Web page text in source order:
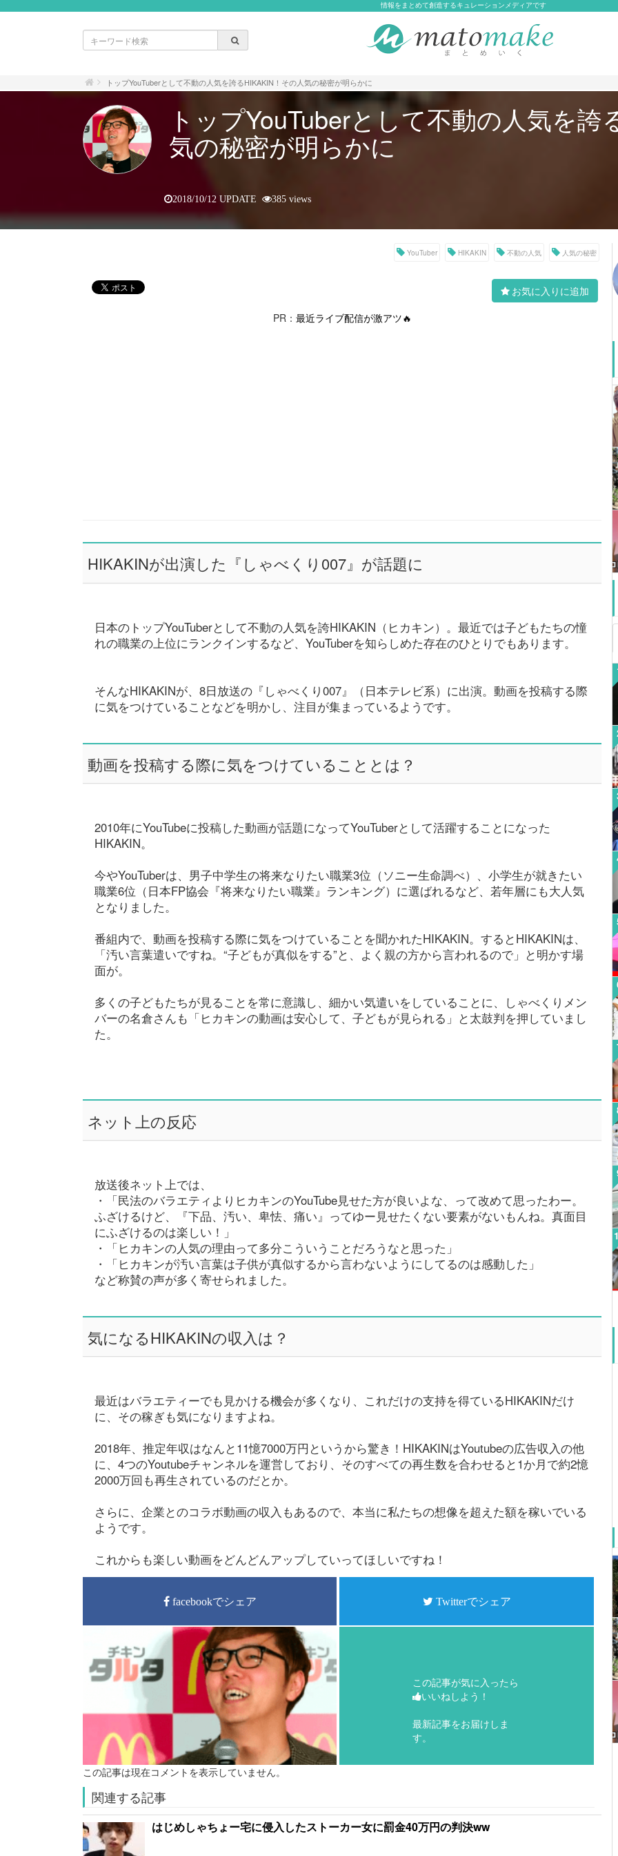
情報をまとめて創造するキュレーションメディアです
トップYouTuberとして不動の人気を誇るHIKAKIN！その人気の秘密が明らかに
トップYouTuberとして不動の人気を誇
気の秘密が明らかに
2018/10/12 UPDATE 385 views
YouTuber HIKAKIN 不動の人気 人気の秘密
お気に入りに追加
PR： 最近ライブ配信が激アツ🔥
HIKAKINが出演した『しゃべくり007』が話題に
日本のトップYouTuberとして不動の人気を誇HIKAKIN（ヒカキン）。最近では子どもたちの憧
れの職業の上位にランクインするなど、YouTuberを知らしめた存在のひとりでもあります。
そんなHIKAKINが、8日放送の『しゃべくり007』（日本テレビ系）に出演。動画を投稿する際
に気をつけていることなどを明かし、注目が集まっているようです。
動画を投稿する際に気をつけていることとは？
2010年にYouTubeに投稿した動画が話題になってYouTuberとして活躍することになった
HIKAKIN。
今やYouTuberは、男子中学生の将来なりたい職業3位（ソニー生命調べ）、小学生が就きたい
職業6位（日本FP協会『将来なりたい職業』ランキング）に選ばれるなど、若年層にも大人気
となりました。
番組内で、動画を投稿する際に気をつけていることを聞かれたHIKAKIN。するとHIKAKINは、
「汚い言葉遣いですね。“子どもが真似をする”と、よく親の方から言われるので」と明かす場
面が。
多くの子どもたちが見ることを常に意識し、細かい気遣いをしていることに、しゃべくりメン
バーの名倉さんも「ヒカキンの動画は安心して、子どもが見られる」と太鼓判を押していまし
た。
ネット上の反応
放送後ネット上では、
・「民法のバラエティよりヒカキンのYouTube見せた方が良いよな、って改めて思ったわー。
ふざけるけど、『下品、汚い、卑怯、痛い』ってゆー見せたくない要素がないもんね。真面目
にふざけるのは楽しい！」
・「ヒカキンの人気の理由って多分こういうことだろうなと思った」
・「ヒカキンが汚い言葉は子供が真似するから言わないようにしてるのは感動した」
など称賛の声が多く寄せられました。
気になるHIKAKINの収入は？
最近はバラエティーでも見かける機会が多くなり、これだけの支持を得ているHIKAKINだけ
に、その稼ぎも気になりますよね。
2018年、推定年収はなんと11憶7000万円というから驚き！HIKAKINはYoutubeの広告収入の他
に、4つのYoutubeチャンネルを運営しており、そのすべての再生数を合わせると1か月で約2憶
2000万回も再生されているのだとか。
さらに、企業とのコラボ動画の収入もあるので、本当に私たちの想像を超えた額を稼いでいる
ようです。
これからも楽しい動画をどんどんアップしていってほしいですね！
facebookでシェア Twitterでシェア
この記事が気に入ったら
いいねしよう！
最新記事をお届けしま
す。
この記事は現在コメントを表示していません。
関連する記事
はじめしゃちょー宅に侵入したストーカー女に罰金40万円の判決ww